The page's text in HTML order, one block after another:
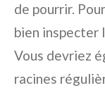
de pourrir.
bien inspecter
Vous devriez
racines